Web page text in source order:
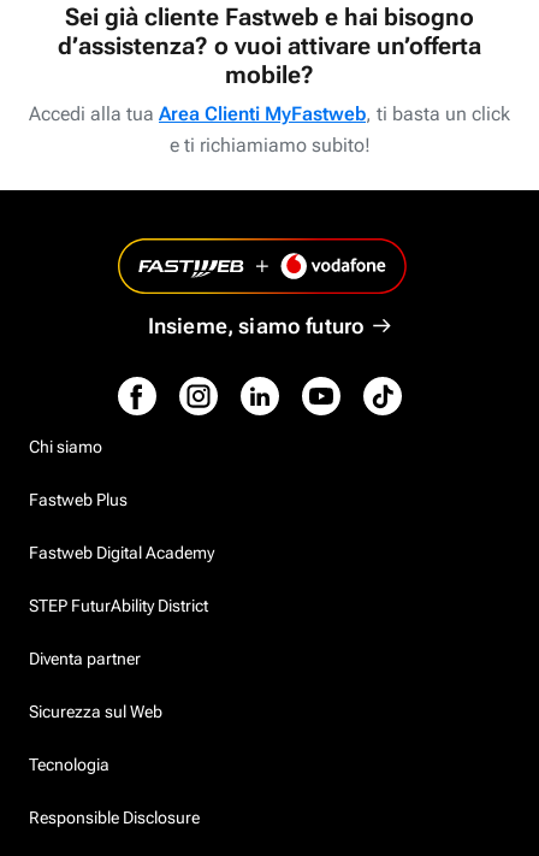
Sei già cliente Fastweb e hai bisogno
d’assistenza? o vuoi attivare un’offerta
mobile?
Accedi alla tua Area Clienti MyFastweb, ti basta un click
e ti richiamiamo subito!
Insieme, siamo futuro
Chi siamo
Fastweb Plus
Fastweb Digital Academy
STEP FuturAbility District
Diventa partner
Sicurezza sul Web
Tecnologia
Responsible Disclosure